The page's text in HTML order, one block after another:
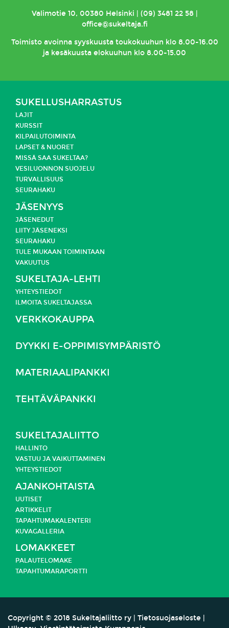
Valimotie 10, 00380 Helsinki | (09) 3481 22 58 |
office@sukeltaja.fi
Toimistoavoinna syyskuusta toukokuuhun klo 8.00-16.00
ja kesäkuusta elokuuhun klo 8.00-15.00
SUKELLUSHARRASTUS
LAJIT
KURSSIT
KILPAILUTOIMINTA
LAPSET & NUORET
MISSÄ SAA SUKELTAA?
VESILUONNON SUOJELU
TURVALLISUUS
SEURAHAKU
JÄSENYYS
JÄSENEDUT
LIITY JÄSENEKSI
SEURAHAKU
TULE MUKAAN TOIMINTAAN
VAKUUTUS
SUKELTAJA-LEHTI
YHTEYSTIEDOT
ILMOITA SUKELTAJASSA
VERKKOKAUPPA
DYYKKI E-OPPIMISYMPÄRISTÖ
MATERIAALIPANKKI
TEHTÄVÄPANKKI
SUKELTAJALIITTO
HALLINTO
VASTUU JA VAIKUTTAMINEN
YHTEYSTIEDOT
AJANKOHTAISTA
UUTISET
ARTIKKELIT
TAPAHTUMAKALENTERI
KUVAGALLERIA
LOMAKKEET
PALAUTELOMAKE
TAPAHTUMARAPORTTI
Copyright © 2018 Sukeltajaliitto ry | Tietosuojaseloste